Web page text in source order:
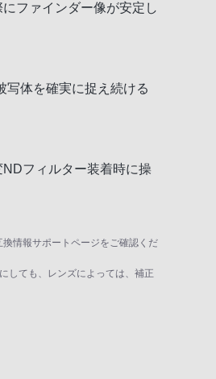
ファインダー像が安定し
写体を確実に捉え続ける
フィルター装着時に操
情報サポートページをご確認くだ
しても、レンズによっては、補正